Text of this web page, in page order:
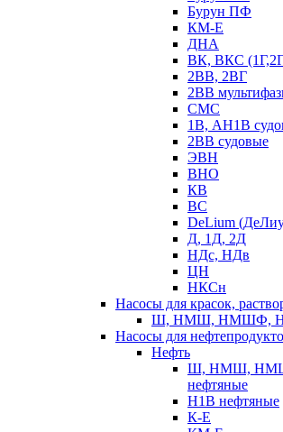
Бурун ПФ
КМ-Е
ДНА
ВК, ВКС
2ВВ, 2ВГ
2ВВ
СМС
1В, АН1В
2ВВ судовые
ЭВН
ВНО
КВ
ВС
DeLium
Д, 1Д, 2Д
НДс, НДв
ЦН
НКСн
Насосы для красок,
Ш, НМШ, НМШФ,
Насосы для
Нефть
Ш, НМШ,
нефтяные
Н1В нефтяные
К-Е